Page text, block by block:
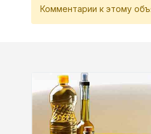
Комментарии к этому